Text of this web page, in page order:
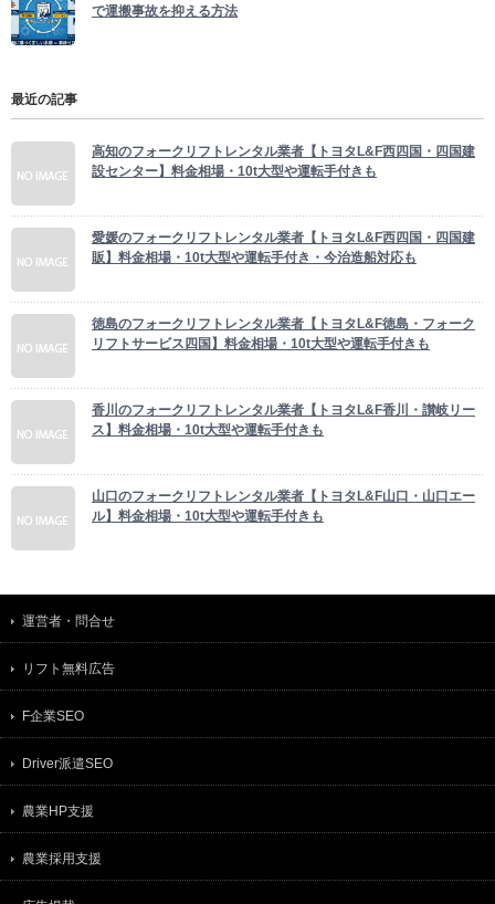
で運搬事故を抑える方法
最近の記事
高知のフォークリフトレンタル業者【トヨタL&F西四国・四国建
設センター】料金相場・10t大型や運転手付きも
愛媛のフォークリフトレンタル業者【トヨタL&F西四国・四国建
販】料金相場・10t大型や運転手付き・今治造船対応も
徳島のフォークリフトレンタル業者【トヨタL&F徳島・フォーク
リフトサービス四国】料金相場・10t大型や運転手付きも
香川のフォークリフトレンタル業者【トヨタL&F香川・讃岐リー
ス】料金相場・10t大型や運転手付きも
山口のフォークリフトレンタル業者【トヨタL&F山口・山口エー
ル】料金相場・10t大型や運転手付きも
運営者・問合せ
リフト無料広告
F企業SEO
Driver派遣SEO
農業HP支援
農業採用支援